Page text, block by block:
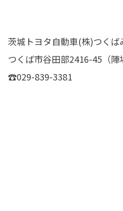
茨城トヨタ自動車(株)つくば
つくば市谷田部2416-45（陣
☎029-839-3381